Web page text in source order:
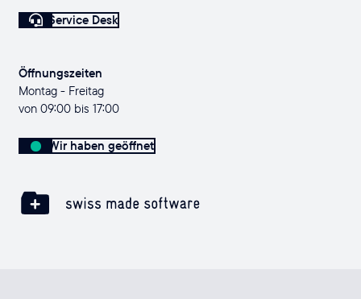
Service Desk
Öffnungszeiten
Montag - Freitag
von 09:00 bis 17:00
Wir haben geöffnet